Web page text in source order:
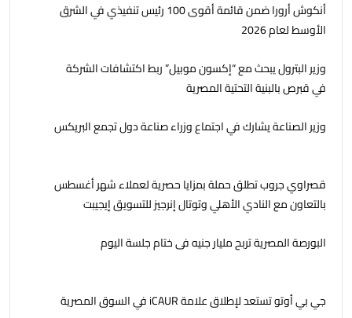
أنكوش أرورا ضمن قائمة أقوى 100 رئيس تنفيذي في الشرق
الأوسط لعام 2026
وزير البترول يبحث مع “إكسون موبيل” ربط اكتشافات الشركة
في قبرص بالبنية التحتية المصرية
وزير الصناعة يشارك في اجتماع وزراء صناعة دول تجمع البريكس
قصراوي جروب تطلق حملة بمزايا حصرية لعملاء شهر أغسطس
بالتعاون مع النادي الأهلي وتوتال إنرجيز للتسويق إيجيبت
البورصة المصرية تربح مليار جنيه فى ختام جلسة اليوم
جي بي أوتو تستعد لإطلاق علامة iCAUR في السوق المصرية